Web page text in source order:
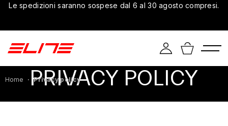
Le spedizioni saranno sospese dal 6 al 30 agosto compresi.
Home Privacy policy
PRIVACY POLICY